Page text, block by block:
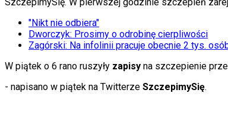
Finanse
Auto
Aktualności
Auta ekologiczne
Jednoślady
Drogi
Na wakacje
"Nikt nie odbiera"
Dworczyk: Prosimy o odrobinę cierpliwości
Zagórski: Na infolinii pracuje obecnie 2 tys.
W piątek o 6 rano ruszyły zapisy na szczepienie
- napisano w piątek na Twitterze SzczepimySię.